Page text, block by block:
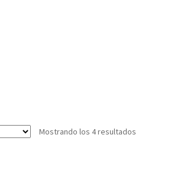
Mostrando los 4 resultados